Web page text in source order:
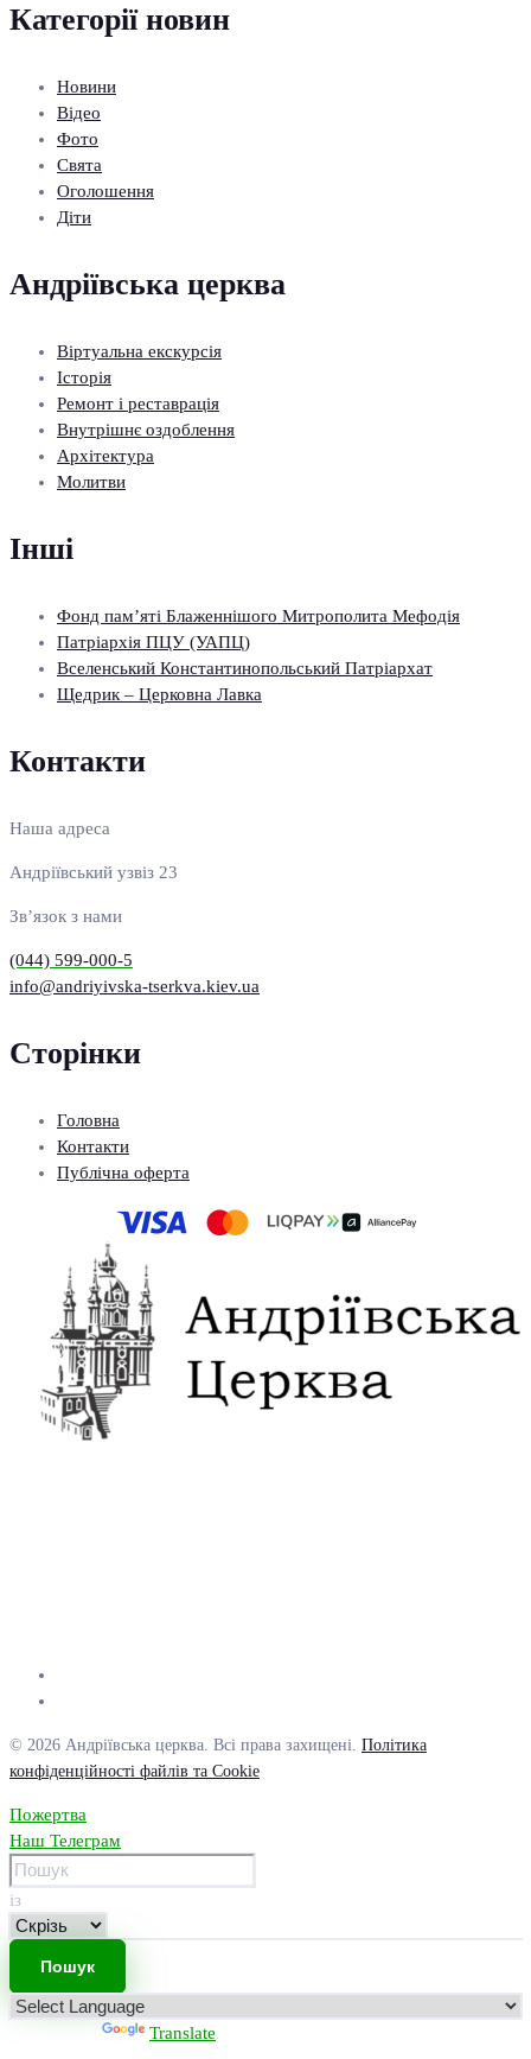
Категорії новин
Новини
Відео
Фото
Свята
Оголошення
Діти
Андріївська церква
Віртуальна екскурсія
Історія
Ремонт і реставрація
Внутрішнє оздоблення
Архітектура
Молитви
Інші
Фонд пам’яті Блаженнішого Митрополита Мефодія
Патріархія ПЦУ (УАПЦ)
Вселенський Константинопольський Патріархат
Щедрик – Церковна Лавка
Контакти
Наша адреса
Андріївський узвіз 23
Зв’язок з нами
(044) 599-000-5
info@andriyivska-tserkva.kiev.ua
Сторінки
Головна
Контакти
Публічна оферта
© 2026 Андріївська церква. Всі права захищені. Політика
конфіденційності файлів та Cookie
Пожертва
Наш Телеграм
із
Translate